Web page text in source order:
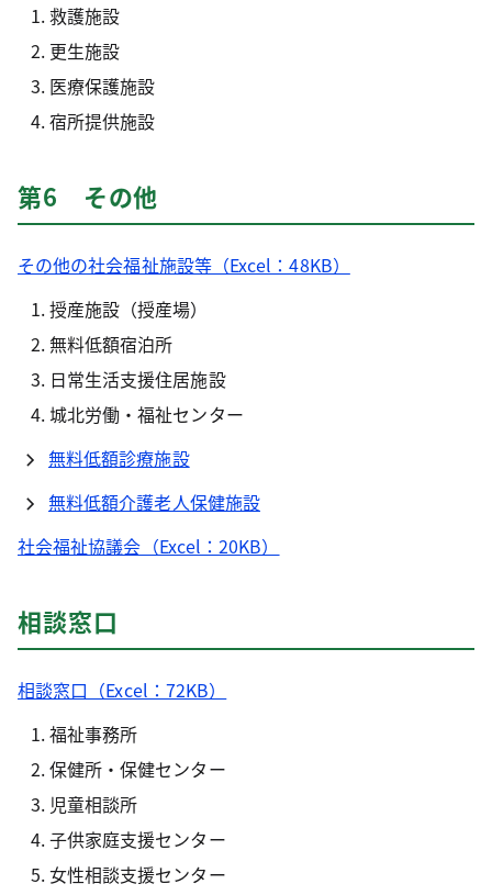
救護施設
更生施設
医療保護施設
宿所提供施設
第6 その他
その他の社会福祉施設等（Excel：48KB）
授産施設（授産場）
無料低額宿泊所
日常生活支援住居施設
城北労働・福祉センター
無料低額診療施設
無料低額介護老人保健施設
社会福祉協議会（Excel：20KB）
相談窓口
相談窓口（Excel：72KB）
福祉事務所
保健所・保健センター
児童相談所
子供家庭支援センター
女性相談支援センター